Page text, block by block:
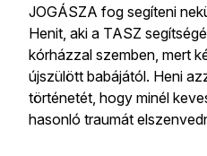
JOGÁSZA fog segíteni
Henit, aki a TASZ
kórházzal szemben, mert
újszülött babájától. Heni
történetét, hogy minél
hasonló traumát